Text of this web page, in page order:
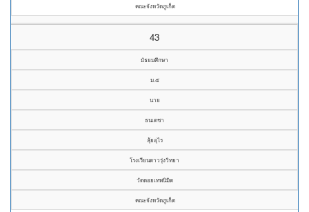
คณะจังหวัดภูเก็ต
43
มัธยมศึกษา
ม.๕
นาย
ธนเดชา
ลุ้ยอุไร
โรงเรียนดาวรุ่งวิทยา
วัดดอยเทพนิมิต
คณะจังหวัดภูเก็ต